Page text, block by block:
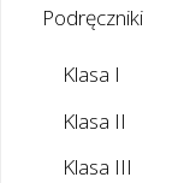
Podręczniki
Klasa I
Klasa II
Klasa III